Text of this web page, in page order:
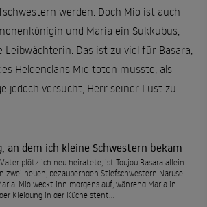
werden. Doch Mio ist auch
und Maria ein Sukkubus,
Leibwächterin. Das ist zu viel für Basara,
Heldenclans Mio töten müsste, als
jedoch versucht, Herr seiner Lust zu
an dem ich kleine Schwestern bekam
plötzlich neu heiratete, ist Toujou Basara allein
zwei neuen, bezaubernden Stiefschwestern Naruse
Mio weckt ihn morgens auf, während Maria in
Kleidung in der Küche steht...